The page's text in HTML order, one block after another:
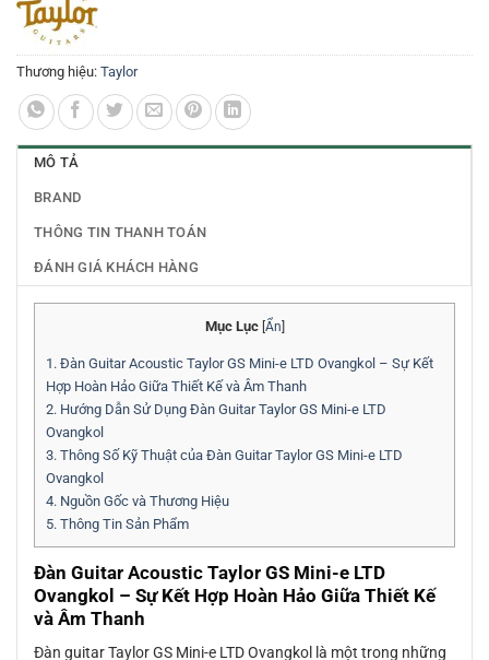
Thương hiệu: Taylor
MÔ TẢ
BRAND
THÔNG TIN THANH TOÁN
ĐÁNH GIÁ KHÁCH HÀNG
Mục Lục Ẩn
1. Đàn Guitar Acoustic Taylor GS Mini-e LTD Ovangkol – Sự Kết
Hợp Hoàn Hảo Giữa Thiết Kế và Âm Thanh
2. Hướng Dẫn Sử Dụng Đàn Guitar Taylor GS Mini-e LTD
Ovangkol
3. Thông Số Kỹ Thuật của Đàn Guitar Taylor GS Mini-e LTD
Ovangkol
4. Nguồn Gốc và Thương Hiệu
5. Thông Tin Sản Phẩm
Đàn Guitar Acoustic Taylor GS Mini-e LTD
Ovangkol – Sự Kết Hợp Hoàn Hảo Giữa Thiết Kế
và Âm Thanh
Đàn guitar Taylor GS Mini-e LTD Ovangkol là một trong những